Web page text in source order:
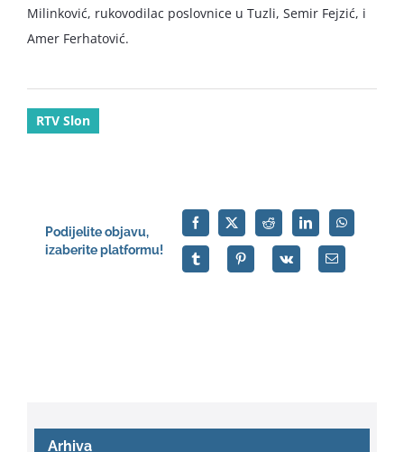
Milinković, rukovodilac poslovnice u Tuzli, Semir Fejzić, i
Amer Ferhatović.
RTV Slon
Podijelite objavu,
izaberite platformu!
Arhiva